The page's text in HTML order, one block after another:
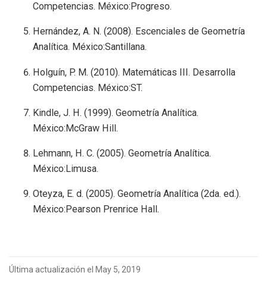
Competencias. México:Progreso.
Hernández, A. N. (2008). Escenciales de Geometría
Analítica. México:Santillana.
Holguín, P. M. (2010). Matemáticas III. Desarrolla
Competencias. México:ST.
Kindle, J. H. (1999). Geometría Analítica.
México:McGraw Hill.
Lehmann, H. C. (2005). Geometría Analítica.
México:Limusa.
Oteyza, E. d. (2005). Geometría Analítica (2da. ed.).
México:Pearson Prenrice Hall.
Última actualización el May 5, 2019